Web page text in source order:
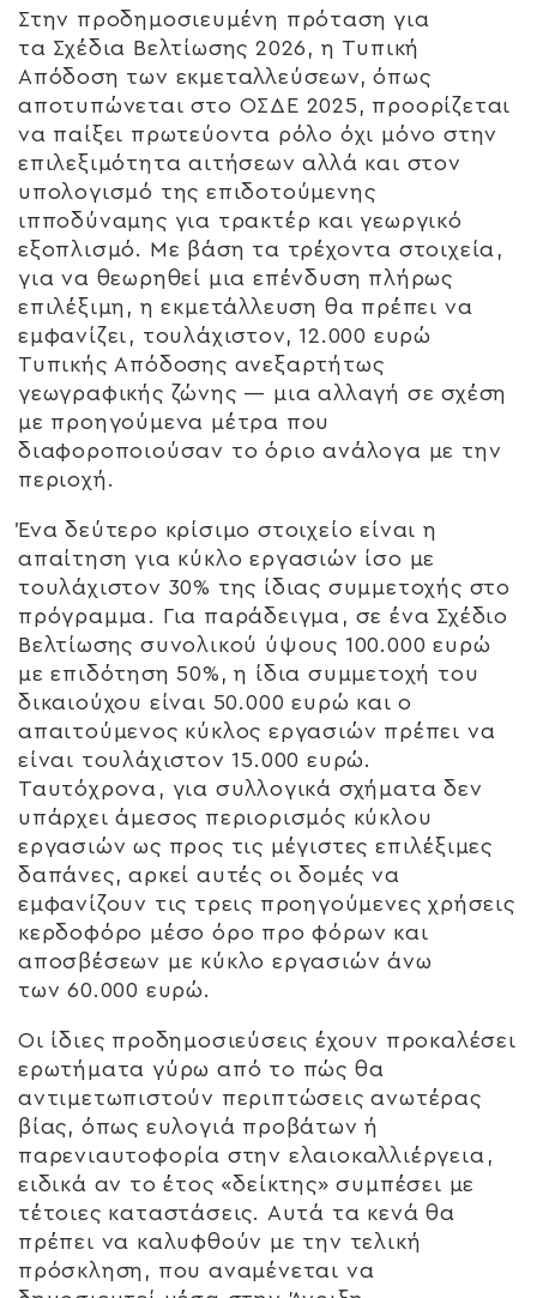
Στην προδημοσιευμένη πρόταση για
τα Σχέδια Βελτίωσης 2026 , η Τυπική
Απόδοση των εκμεταλλεύσεων, όπως
αποτυπώνεται στο ΟΣΔΕ 2025, προορίζεται
να παίξει πρωτεύοντα ρόλο όχι μόνο στην
επιλεξιμότητα αιτήσεων αλλά και στον
υπολογισμό της επιδοτούμενης
ιπποδύναμης για τρακτέρ και γεωργικό
εξοπλισμό. Με βάση τα τρέχοντα στοιχεία,
για να θεωρηθεί μια επένδυση πλήρως
επιλέξιμη, η εκμετάλλευση θα πρέπει να
εμφανίζει, τουλάχιστον, 12.000 ευρώ
Τυπικής Απόδοσης ανεξαρτήτως
γεωγραφικής ζώνης — μια αλλαγή σε σχέση
με προηγούμενα μέτρα που
διαφοροποιούσαν το όριο ανάλογα με την
περιοχή.
Ένα δεύτερο κρίσιμο στοιχείο είναι η
απαίτηση για κύκλο εργασιών ίσο με
τουλάχιστον 30% της ίδιας συμμετοχής στο
πρόγραμμα. Για παράδειγμα, σε ένα Σχέδιο
Βελτίωσης συνολικού ύψους 100.000 ευρώ
με επιδότηση 50%, η ίδια συμμετοχή του
δικαιούχου είναι 50.000 ευρώ και ο
απαιτούμενος κύκλος εργασιών πρέπει να
είναι τουλάχιστον 15.000 ευρώ.
Ταυτόχρονα, για συλλογικά σχήματα δεν
υπάρχει άμεσος περιορισμός κύκλου
εργασιών ως προς τις μέγιστες επιλέξιμες
δαπάνες, αρκεί αυτές οι δομές να
εμφανίζουν τις τρεις προηγούμενες χρήσεις
κερδοφόρο μέσο όρο προ φόρων και
αποσβέσεων με κύκλο εργασιών άνω
των60.000 ευρώ.
Οι ίδιες προδημοσιεύσεις έχουν προκαλέσει
ερωτήματα γύρω από το πώς θα
αντιμετωπιστούν περιπτώσεις ανωτέρας
βίας, όπως ευλογιά προβάτων ή
παρενιαυτοφορία στην ελαιοκαλλιέργεια,
ειδικά αν το έτος «δείκτης» συμπέσει με
τέτοιες καταστάσεις. Αυτά τα κενά θα
πρέπει να καλυφθούν με την τελική
πρόσκληση, που αναμένεται να